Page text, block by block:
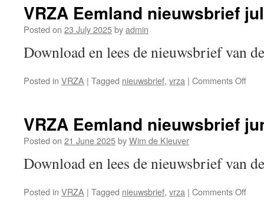
2025
VRZA Eemland nieuwsbrief
Posted on 23 July 2025byadmin
Download en lees de nieuwsbrief van
Posted in VRZA | Tagged nieuwsbrief, vrza | Comments Offon
juli
2025
VRZA Eemland nieuwsbrief
Posted on 21 June 2025byWim de Kleuver
Download en lees de nieuwsbrief van
Posted in VRZA | Tagged nieuwsbrief, vrza | Comments Offon